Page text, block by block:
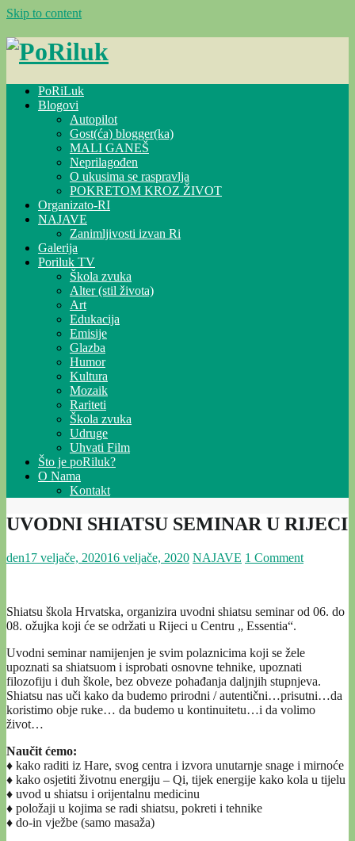
Skip to content
PoRiLuk
Blogovi
Autopilot
Gost(ća) blogger(ka)
MALI GANEŠ
Neprilagođen
O ukusima se raspravlja
POKRETOM KROZ ŽIVOT
Organizato-RI
NAJAVE
Zanimljivosti izvan Ri
Galerija
Poriluk TV
Škola zvuka
Alter (stil života)
Art
Edukacija
Emisije
Glazba
Humor
Kultura
Mozaik
Rariteti
Škola zvuka
Udruge
Uhvati Film
Što je poRiluk?
O Nama
Kontakt
UVODNI SHIATSU SEMINAR U RIJECI
den17 veljače, 202016 veljače, 2020 NAJAVE 1 Comment
Shiatsu škola Hrvatska, organizira uvodni shiatsu seminar od 06. do
08. ožujka koji će se održati u Rijeci u Centru „ Essentia“.
Uvodni seminar namijenjen je svim polaznicima koji se žele
upoznati sa shiatsuom i isprobati osnovne tehnike, upoznati
filozofiju i duh škole, bez obveze pohađanja daljnjih stupnjeva.
Shiatsu nas uči kako da budemo prirodni / autentični…prisutni…da
koristimo obje ruke… da budemo u kontinuitetu…i da volimo
život…
Naučit ćemo:
♦ kako raditi iz Hare, svog centra i izvora unutarnje snage i mirnoće
♦ kako osjetiti životnu energiju – Qi, tijek energije kako kola u tijelu
♦ uvod u shiatsu i orijentalnu medicinu
♦ položaji u kojima se radi shiatsu, pokreti i tehnike
♦ do-in vježbe (samo masaža)